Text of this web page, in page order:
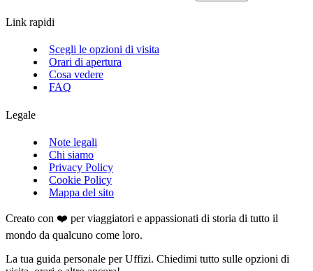
Link rapidi
Scegli le opzioni di visita
Orari di apertura
Cosa vedere
FAQ
Legale
Note legali
Chi siamo
Privacy Policy
Cookie Policy
Mappa del sito
Creato con ❤️ per viaggiatori e appassionati di storia di tutto il
mondo da qualcuno come loro.
La tua guida personale per Uffizi. Chiedimi tutto sulle opzioni di